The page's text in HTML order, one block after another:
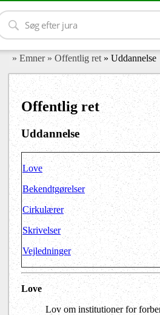
» Emner » Offentlig ret » Uddannelse
Offentlig ret
Uddannelse
Love
Bekendtgørelser
Cirkulærer
Skrivelser
Vejledninger
Love
Lov om institutioner for